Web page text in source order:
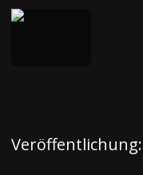
Veröffentlichung: